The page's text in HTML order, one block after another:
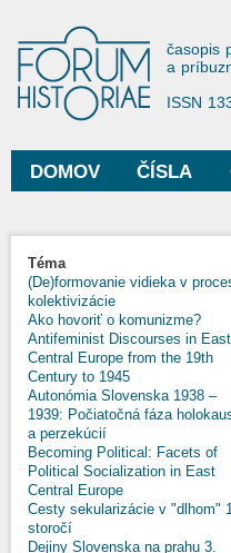
časopis
a
ISSN
Hlavné menu
DOMOV ČÍSLA
Nachádzate sa tu
Téma
(De)formovanie vidieka v
kolektivizácie
Ako hovoriť o komunizme?
Antifeminist Discourses in
Central Europe from the 19th
Century to 1945
Autonómia Slovenska 1938 –
1939: Počiatočná fáza
a perzekúcií
Becoming Political: Facets of
Political Socialization in East
Central Europe
Cesty sekularizácie v "dlhom"
storočí
Dejiny Slovenska na prahu 3.